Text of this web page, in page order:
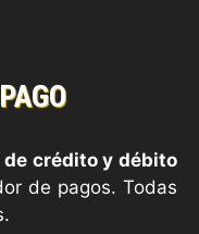
crédito y débito
de pagos. Todas